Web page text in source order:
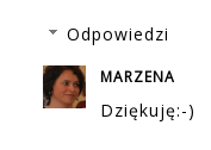
Odpowiedzi
MARZENA
Dziękuję:-)